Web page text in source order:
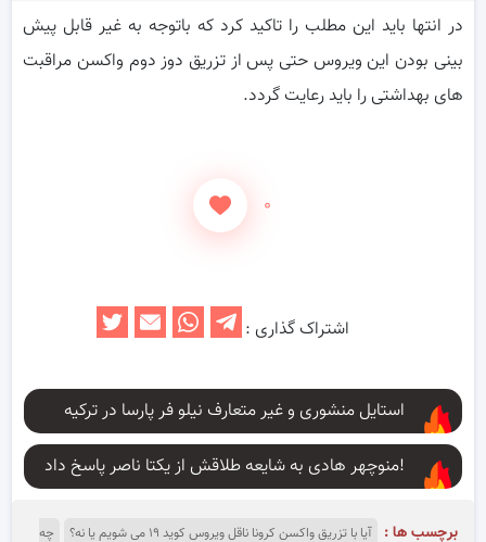
در انتها باید این مطلب را تاکید کرد که باتوجه به غیر قابل پیش
بینی بودن این ویروس حتی پس از تزریق دوز دوم واکسن مراقبت
های بهداشتی را باید رعایت گردد.
۰
اشتراک گذاری :
استایل منشوری و غیر متعارف نیلو فر پارسا در ترکیه
منوچهر هادی به شایعه طلاقش از یکتا ناصر پاسخ داد!
برچسب ها : آیا با تزریق واکسن کرونا ناقل ویروس کوید ۱۹ می شویم یا نه؟ چه